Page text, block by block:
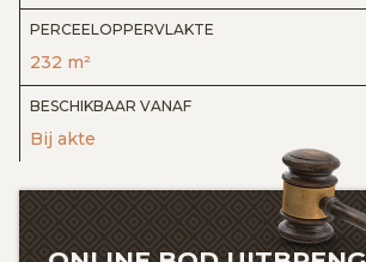
PERCEELOPPERVLAKTE
232 m²
BESCHIKBAAR VANAF
Bij akte